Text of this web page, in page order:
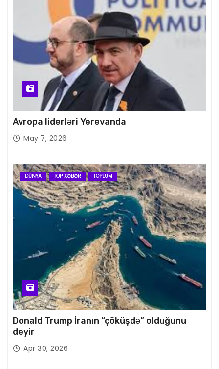
Avropa liderləri Yerevanda
May 7, 2026
DÜNYA TOP XƏBƏR TOPLUM
Donald Trump İranın “çöküşdə” olduğunu
deyir
Apr 30, 2026